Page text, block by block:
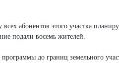
абонентов этого участка
подали восемь жителей.
до границ земельного